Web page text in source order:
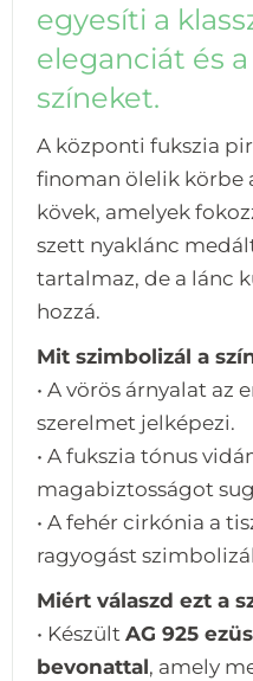
egyesíti a
eleganciát és
színeket.
A központi fukszia
finoman ölelik körbe
kövek, amelyek
szett nyaklánc
tartalmaz, de a lánc
hozzá.
Mit szimbolizál a
• A vörös árnyalat az
szerelmet jelképezi.
• A fukszia tónus
magabiztosságot
• A fehér cirkónia a
ragyogást
Miért válaszd ezt a
• Készült AG 925
bevonattal, amely